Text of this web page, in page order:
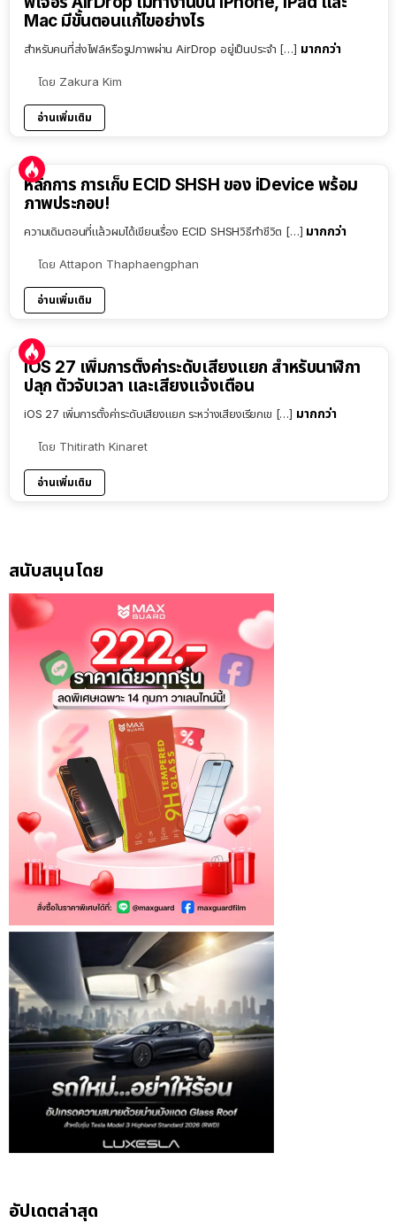
Mac มีขั้นตอนแก้ไขอย่างไร
สำหรับคนที่ส่งไฟล์หรือรูปภาพผ่าน AirDrop อยู่เป็นประจำ […] มากกว่า
โดย Zakura Kim
อ่านเพิ่มเติม
หลักการ การเก็บ ECID SHSH ของ iDevice พร้อม
ภาพประกอบ!
ความเดิมตอนที่แล้วผมได้เขียนเรื่อง ECID SHSHวิธีทำชีวิต […] มากกว่า
โดย Attapon Thaphaengphan
อ่านเพิ่มเติม
iOS 27 เพิ่มการตั้งค่าระดับเสียงแยก สำหรับนาฬิกา
ปลุก ตัวจับเวลา และเสียงแจ้งเตือน
iOS 27 เพิ่มการตั้งค่าระดับเสียงแยก ระหว่างเสียงเรียกเข […] มากกว่า
โดย Thitirath Kinaret
อ่านเพิ่มเติม
สนับสนุนโดย
อัปเดตล่าสุด